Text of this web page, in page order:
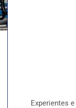
Experientes